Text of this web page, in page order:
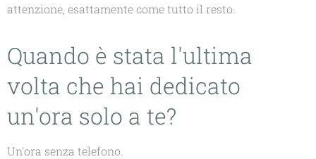
attenzione, esattamente come tutto il resto.
Quando è stata l'ultima
volta che hai dedicato
un'ora solo a te?
Un'ora senza telefono.